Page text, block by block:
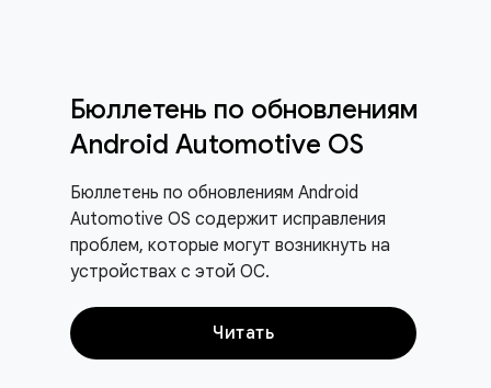
Бюллетень по обновлениям
Android Automotive OS
Бюллетень по обновлениям Android
Automotive OS содержит исправления
проблем, которые могут возникнуть на
устройствах с этой ОС.
Читать